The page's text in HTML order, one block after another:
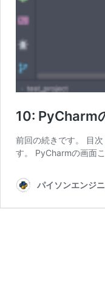
10: PyCharm
前回の続きです。 目
す。 PyCharmの画面
パイソンエンジ